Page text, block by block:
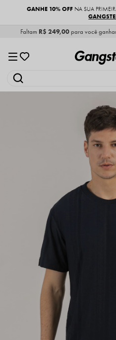
GANHE 10% OFF NA SUA
Faltam R$ 249,00 para você